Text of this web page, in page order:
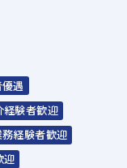
絡をお待ち
合があり
遇
経験者歓迎
務経験者歓迎
迎